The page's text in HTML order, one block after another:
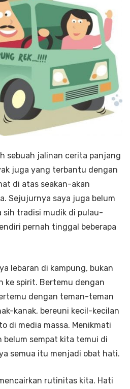
sebuah jalinan cerita panjang
juga yang terbantu dengan
di atas seakan-akan
Sejujurnya saya juga belum
sih tradisi mudik di pulau-
pernah tinggal beberapa
lebaran di kampung, bukan
ke spirit. Bertemu dengan
dengan teman-teman
kanak, bereuni kecil-kecilan
di media massa. Menikmati
belum sempat kita temui di
semua itu menjadi obat hati.
rutinitas kita. Hati